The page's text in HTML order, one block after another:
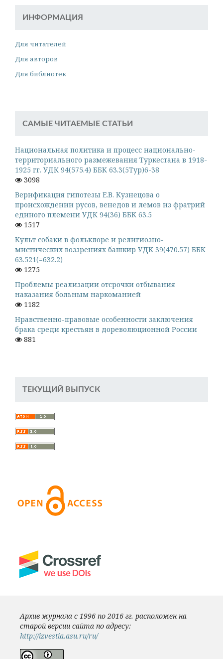
ИНФОРМАЦИЯ
Для читателей
Для авторов
Для библиотек
САМЫЕ ЧИТАЕМЫЕ СТАТЬИ
Национальная политика и процесс национально-
территориального размежевания Туркестана в 1918-
1925 гг. УДК 94(575.4) ББК 63.3(5Тур)6-38
3098
Верификация гипотезы Е.В. Кузнецова о
происхождении русов, венедов и лемов из фратрий
единого племени УДК 94(36) ББК 63.5
1517
Культ собаки в фольклоре и религиозно-
мистических воззрениях башкир УДК 39(470.57) ББК
63.521(=632.2)
1275
Проблемы реализации отсрочки отбывания
наказания больным наркоманией
1182
Нравственно-правовые особенности заключения
брака среди крестьян в дореволюционной России
881
ТЕКУЩИЙ ВЫПУСК
Архив журнала с 1996 по 2016 гг. расположен на
старой версии сайта по адресу:
http://izvestia.asu.ru/ru/